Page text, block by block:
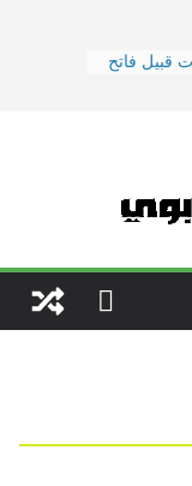
قبيل فاتح
إلى